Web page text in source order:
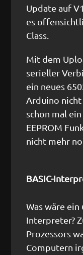
Update auf
es
Class.
Mit dem
serieller
ein neues
Arduino nicht
schon mal
EEPROM
nicht mehr
BASIC-
Was wäre ein
Interpreter?
Prozessors
Computern